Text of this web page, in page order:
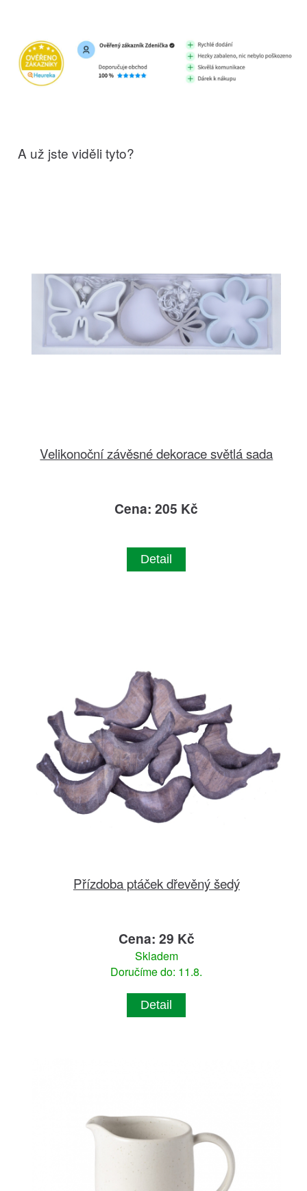
A už jste viděli tyto?
Velikonoční závěsné dekorace světlá sada
Cena: 205 Kč
Detail
Přízdoba ptáček dřevěný šedý
Cena: 29 Kč
Skladem
Doručíme do: 11.8.
Detail